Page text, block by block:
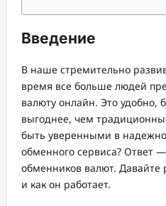
Введение
В наше стремительно
время все больше людей
валюту онлайн. Это удобно,
выгоднее, чем
быть уверенными в
обменного сервиса? Ответ
обменников валют. Давайте
и как он работает.